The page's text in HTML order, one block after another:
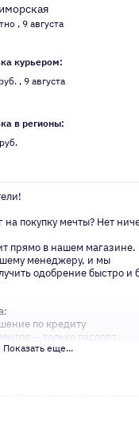
, 9 августа
курьером:
, 9 августа
в регионы:
на покупку мечты? Нет
прямо в нашем магазине.
менеджеру, и мы
одобрение быстро и
по кредиту
— только паспорт
низкие процентные ставки
нужно, прямо сейчас. Ваше
✨
Показать еще...